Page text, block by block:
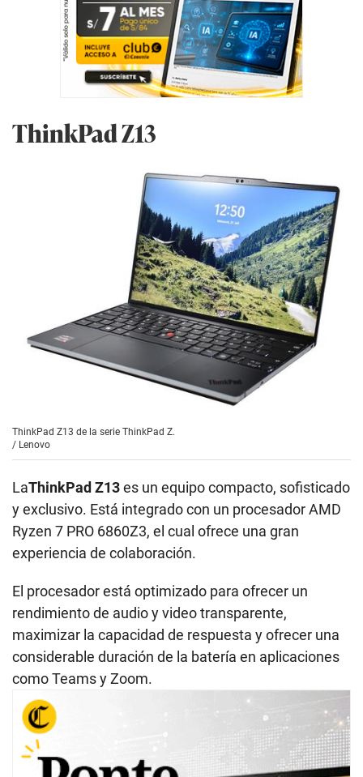
ThinkPad Z13
ThinkPad Z13 de la serie ThinkPad Z.
/ Lenovo
LaThinkPad Z13es un equipo compacto, sofisticado
y exclusivo. Está integrado con un procesador AMD
Ryzen 7 PRO 6860Z3, el cual ofrece una gran
experiencia de colaboración.
El procesador está optimizado para ofrecer un
rendimiento de audio y video transparente,
maximizar la capacidad de respuesta y ofrecer una
considerable duración de la batería en aplicaciones
como Teams y Zoom.